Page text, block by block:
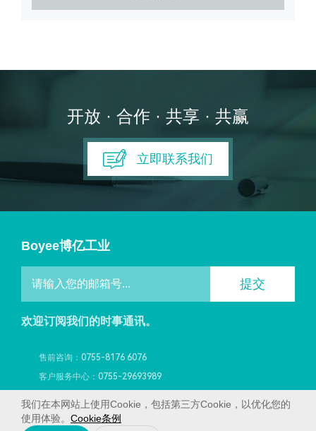
开放 · 合作 · 共享 · 共赢
立即联系我们
Boyee博亿工业
提交
欢迎订阅我们的时事通讯。
售前咨询：0755-8176 6076
客户服务中心：0755-29693989
Copyright © 2021 博亿(深圳)工业科技有限公司 版权所有
备案号：粤ICP备12053476号
我们在本网站上使用Cookie，包括第三方Cookie，以优化您的
使用体验。 Cookie条例